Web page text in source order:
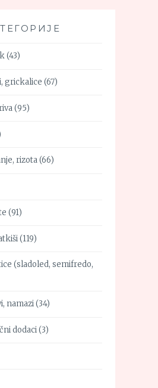
(43)
grickalice (67)
(95)
rizota(66)
(91)
(119)
(sladoled, semifredo,
namazi(34)
dodaci(3)